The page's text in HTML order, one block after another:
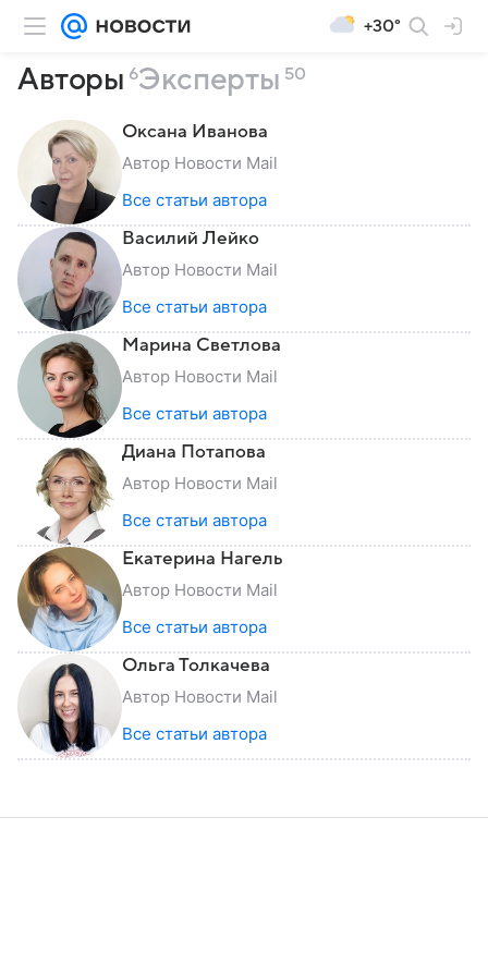
+30°
Авторы 6Эксперты 50
Оксана Иванова
Автор Новости Mail
Все статьи автора
Василий Лейко
Автор Новости Mail
Все статьи автора
Марина Светлова
Автор Новости Mail
Все статьи автора
Диана Потапова
Автор Новости Mail
Все статьи автора
Екатерина Нагель
Автор Новости Mail
Все статьи автора
Ольга Толкачева
Автор Новости Mail
Все статьи автора